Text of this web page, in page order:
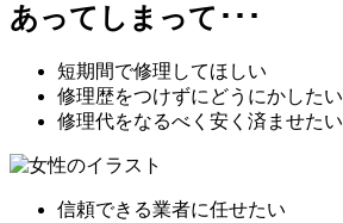
あってしまって･･･
短期間で修理してほしい
修理歴をつけずにどうにかしたい
修理代をなるべく安く済ませたい
信頼できる業者に任せたい